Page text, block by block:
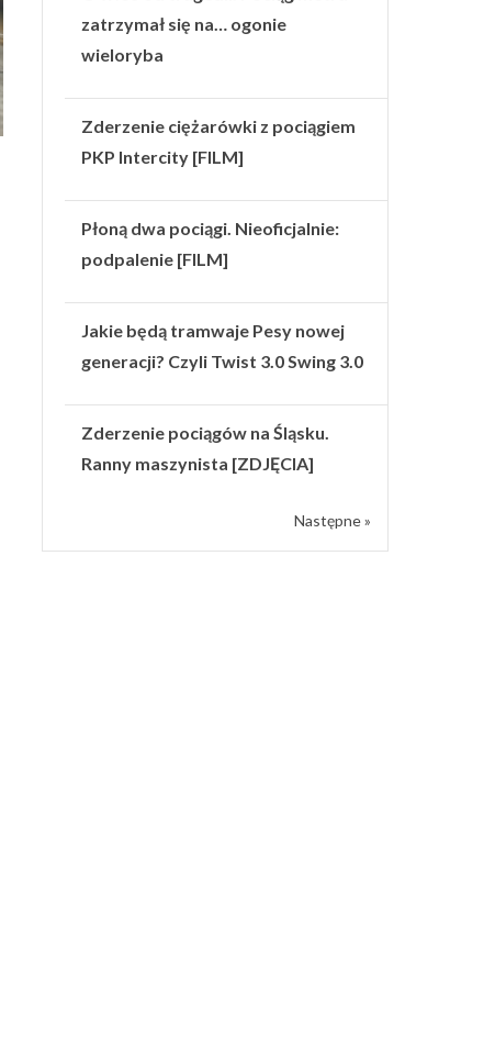
zatrzymał się na… ogonie
wieloryba
Zderzenie ciężarówki z pociągiem
PKP Intercity [FILM]
Płoną dwa pociągi. Nieoficjalnie:
podpalenie [FILM]
Jakie będą tramwaje Pesy nowej
generacji? Czyli Twist 3.0 Swing 3.0
Zderzenie pociągów na Śląsku.
Ranny maszynista [ZDJĘCIA]
Następne »